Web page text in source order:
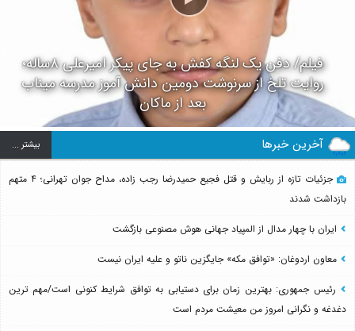
فیلم/ دفن یک لنگه کفش به جای پیکر امیرعلی ۸ساله؛
روایت تلخ از سرنوشت دومین دانش آموز مدرسه میناب
بعد از ماکان
آخرین خبرها بيشتر ...
جزئیات تازه از ربایش و قتل فجیع حمیدرضا رجب زاده، مداح جوان تهرانی؛ ۴ متهم
بازداشت شدند
ایران با چهار مدال از المپیاد جهانی هوش مصنوعی بازگشت
معاون اردوغان: «توافق مکه» جایگزین ناتو و علیه ایران نیست
رئیس جمهوری: بهترین زمان برای دستیابی به توافق شرایط کنونی است/مهم ترین
دغدغه و نگرانی امروز من معیشت مردم است